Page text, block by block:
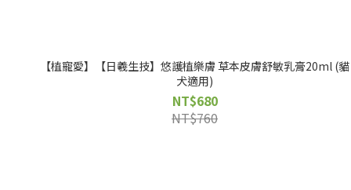
【植寵愛】【日羲生技】悠護植樂膚 草本皮膚舒敏乳膏20ml (貓
犬適用)
NT$680
NT$760